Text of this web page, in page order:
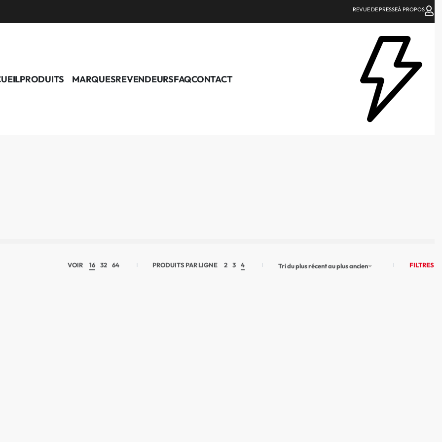
REVUE DE PRESSEÀ PROPOS
PRODUITS MARQUESREVENDEURSFAQCONTACT
VOIR 16 32 64 PRODUITS PAR LIGNE 2 3 4 Tri du plus récent au plus ancien FILTRES